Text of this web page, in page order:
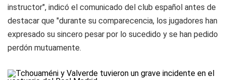
instructor", indicó el comunicado del club español antes de
destacar que "durante su comparecencia, los jugadores han
expresado su sincero pesar por lo sucedido y se han pedido
perdón mutuamente.